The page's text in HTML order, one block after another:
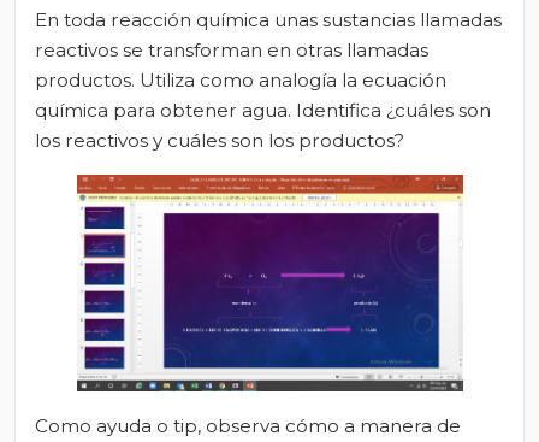
En toda reacción química unas sustancias llamadas
reactivos se transforman en otras llamadas
productos. Utiliza como analogía la ecuación
química para obtener agua. Identifica ¿cuáles son
los reactivos y cuáles son los productos?
Como ayuda o tip, observa cómo a manera de